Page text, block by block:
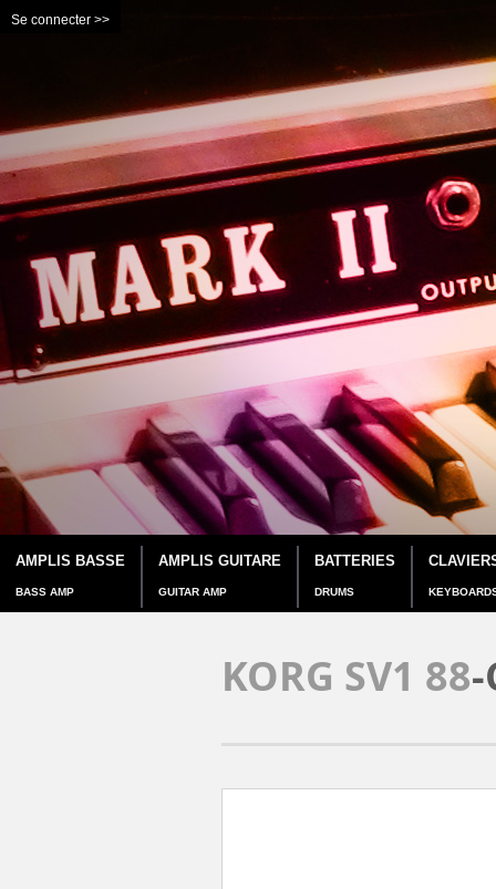
Se connecter >>
AMPLIS BASSE
BASS AMP
AMPLIS GUITARE
GUITAR AMP
BATTERIES
DRUMS
KORG SV1 88-